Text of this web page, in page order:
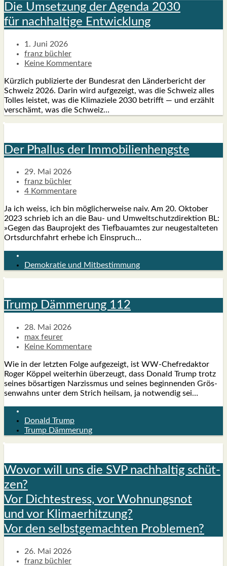
Die Umset­zung der Agen­da 2030
für nach­hal­ti­ge Ent­wick­lung
1. Juni 2026
franz büchler
Keine Kommentare
Kürz­lich publi­zier­te der Bun­des­rat den Länderbericht der
Schweiz 2026. Dar­in wird auf­ge­zeigt, was die Schweiz alles
Tol­les leis­tet, was die Kli­ma­zie­le 2030 betrifft — und erzählt
ver­schämt, was die Schweiz…
Der Phal­lus der Immo­bi­li­en­hengs­te
29. Mai 2026
franz büchler
4 Kommentare
Ja ich weiss, ich bin mög­li­cher­wei­se naiv. Am 20. Okto­ber
2023 schrieb ich an die Bau- und Umwelt­schutz­di­rek­ti­on BL:
»Gegen das Bau­pro­jekt des Tief­bau­am­tes zur neu­ge­stal­te­ten
Orts­durch­fahrt erhe­be ich Ein­spruch…
Demokratie und Mitbestimmung
Trump Däm­me­rung 112
28. Mai 2026
max feurer
Keine Kommentare
Wie in der letz­ten Fol­ge auf­ge­zeigt, ist WW-Che­f­­re­­dak­­tor
Roger Köp­pel wei­ter­hin über­zeugt, dass Donald Trump trotz
sei­nes bös­ar­ti­gen Nar­ziss­mus und sei­nes begin­nen­den Grös­
sen­wahns unter dem Strich heil­sam, ja not­wen­dig sei…
Donald Trump
Trump Dämmerung
Wovor will uns die SVP nach­hal­tig schüt­
zen?
Vor Dich­te­stress, vor Woh­nungs­not
und vor Kli­ma­er­hit­zung?
Vor den selbst­ge­mach­ten Pro­ble­men?
26. Mai 2026
franz büchler